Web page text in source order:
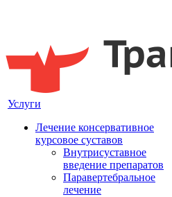
Услуги
Лечение консервативное
курсовое суставов
Внутрисуставное
введение препаратов
Паравертебральное
лечение